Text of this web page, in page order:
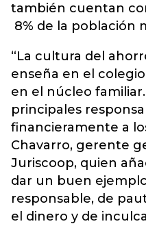
también cuentan
8% de la población
“La cultura del
enseña en el
en el núcleo
principales
financieramente a
Chavarro, gerente
Juriscoop, quien
dar un buen
responsable, de
el dinero y de